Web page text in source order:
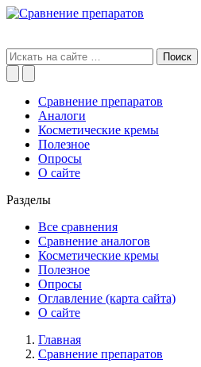
Сравнение препаратов
Аналоги
Косметические кремы
Полезное
Опросы
О сайте
Разделы
Все сравнения
Сравнение аналогов
Косметические кремы
Полезное
Опросы
Оглавление (карта сайта)
О сайте
Главная
Сравнение препаратов